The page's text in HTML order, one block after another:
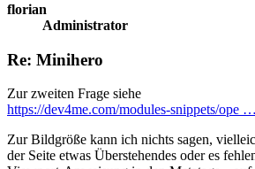
florian
Administrator
Re: Minihero
Zur zweiten Frage siehe
https://dev4me.com/modules-snippets/ope
Zur Bildgröße kann ich nichts sagen,
der Seite etwas Überstehendes oder es